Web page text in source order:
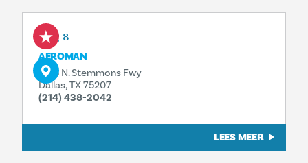
Aug 8
AFROMAN
1323 N. Stemmons Fwy
Dallas, TX 75207
(214) 438-2042
LEES MEER